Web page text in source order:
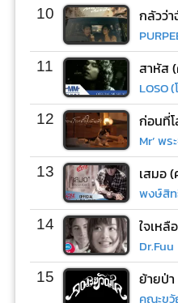
10 กลัวว่า
11 สาหัส
LOSO
12
Mr’ พ
13 เสมอ
พงษ์สิ
14 ใจเหลื
Dr.Fuu
15 ย้ายป่า
คณะขวั